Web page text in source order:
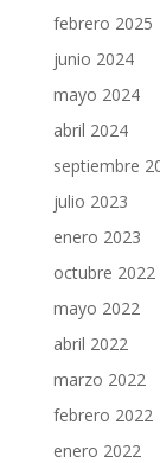
febrero 2025
junio 2024
mayo 2024
abril 2024
septiembre
julio 2023
enero 2023
octubre 2022
mayo 2022
abril 2022
marzo 2022
febrero 2022
enero 2022